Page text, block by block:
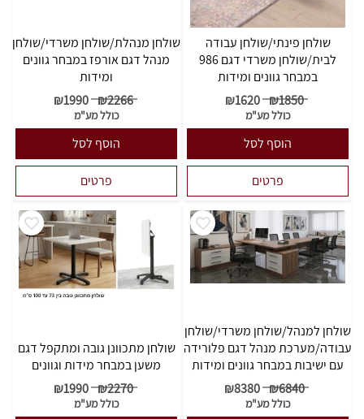
שולחן פינתי/שולחן עבודה
לבית/שולחן משרדי דגם 986
במבחר גוונים ומידות
₪1850
₪1620
כולל מע"מ
הוסף לסל
פרטים
שולחן מנהלת/שולחן משרדי/שולחן
מנהל דגם אורפז במבחר גוונים
ומידות
₪2266
₪1990
כולל מע"מ
הוסף לסל
פרטים
שולחן למנהל/שולחן משרדי/שולחן
עבודה/מערכת מנהל דגם פלורידה
עם ישיבות במבחר גוונים ומידות
₪6840
₪8380
כולל מע"מ
שולחן מתכוונן גובה ומתקפל דגם
משען במבחר מידות וגוונים
₪2270
₪1990
כולל מע"מ